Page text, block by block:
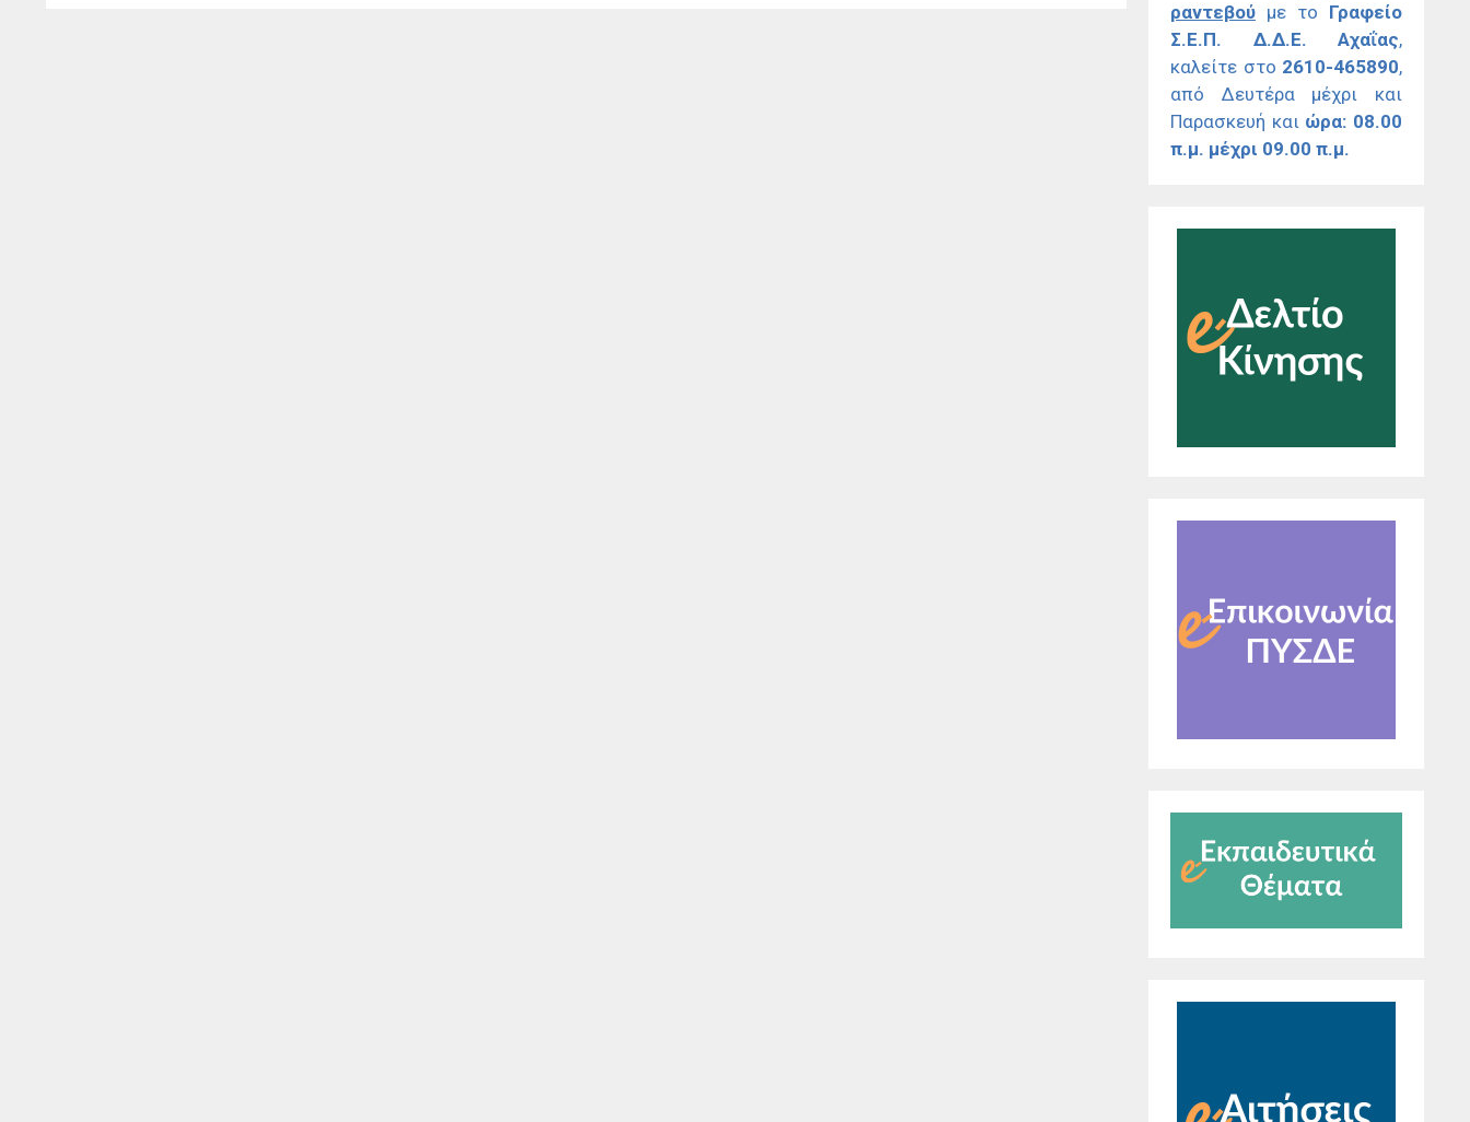
ραντεβού με το Γραφείο
Σ.Ε.Π. Δ.Δ.Ε. Αχαΐας,
καλείτε στο 2610-465890,
από Δευτέρα μέχρι και
Παρασκευή και ώρα: 08.00
π.μ. μέχρι 09.00 π.μ.